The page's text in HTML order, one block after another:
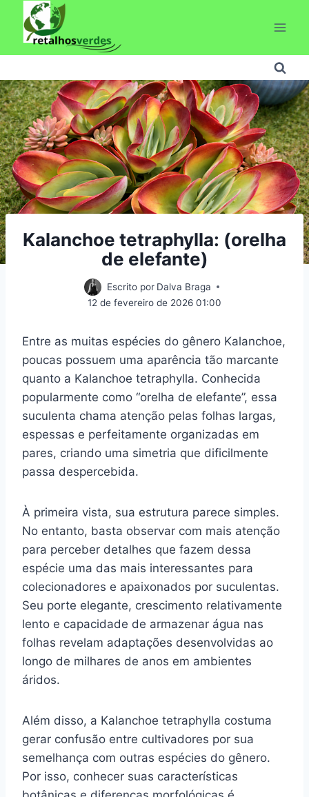
para
Kalanchoe tetraphylla: (orelha
de elefante)
Escrito por Dalva Braga
12 de fevereiro de 2026 01:00
Entre as muitas espécies do gênero Kalanchoe,
poucas possuem uma aparência tão marcante
quanto a Kalanchoe tetraphylla. Conhecida
popularmente como “orelha de elefante”, essa
suculenta chama atenção pelas folhas largas,
espessas e perfeitamente organizadas em
pares, criando uma simetria que dificilmente
passa despercebida.
À primeira vista, sua estrutura parece simples.
No entanto, basta observar com mais atenção
para perceber detalhes que fazem dessa
espécie uma das mais interessantes para
colecionadores e apaixonados por suculentas.
Seu porte elegante, crescimento relativamente
lento e capacidade de armazenar água nas
folhas revelam adaptações desenvolvidas ao
longo de milhares de anos em ambientes
áridos.
Além disso, a Kalanchoe tetraphylla costuma
gerar confusão entre cultivadores por sua
semelhança com outras espécies do gênero.
Por isso, conhecer suas características